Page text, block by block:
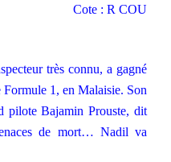
Cote : R COU
très connu, a gagné
1, en Malaisie. Son
pilote Bajamin Prouste, dit
de mort… Nadil va